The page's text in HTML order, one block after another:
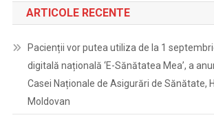
ARTICOLE RECENTE
Pacienții vor putea utiliza de la 1
digitală națională ‘E-Sănătatea Mea’, a
Casei Naționale de Asigurări de Sănătate,
Moldovan